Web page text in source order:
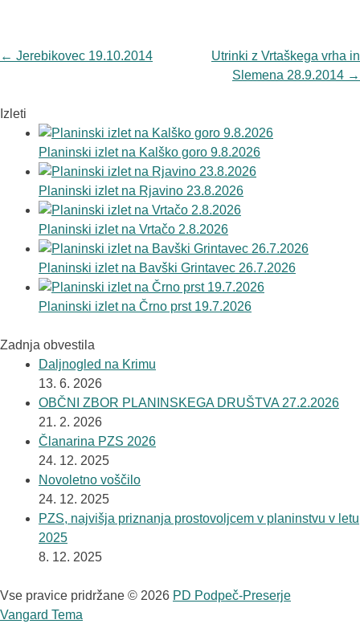
Navigacija
← Jerebikovec 19.10.2014
Utrinki z Vrtaškega vrha in
Slemena 28.9.2014 →
Izleti
Planinski izlet na Kalško goro 9.8.2026
Planinski izlet na Rjavino 23.8.2026
Planinski izlet na Vrtačo 2.8.2026
Planinski izlet na Bavški Grintavec 26.7.2026
Planinski izlet na Črno prst 19.7.2026
Zadnja obvestila
Daljnogled na Krimu
13. 6. 2026
OBČNI ZBOR PLANINSKEGA DRUŠTVA 27.2.2026
21. 2. 2026
Članarina PZS 2026
24. 12. 2025
Novoletno voščilo
24. 12. 2025
PZS, najvišja priznanja prostovoljcem v planinstvu v letu
2025
8. 12. 2025
Vse pravice pridržane © 2026 PD Podpeč-Preserje
Vangard Tema